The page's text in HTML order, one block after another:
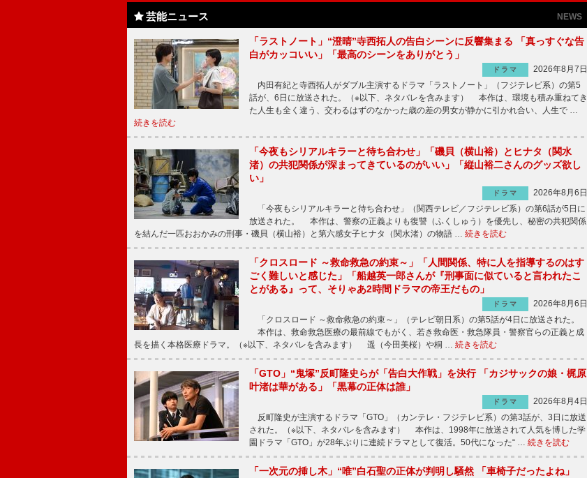
芸能ニュース NEWS
「ラストノート」“澄晴”寺西拓人の告白シーンに反響集まる 「真っすぐな告
白がカッコいい」「最高のシーンをありがとう」
ドラマ
2026年8月7日
内田有紀と寺西拓人がダブル主演するドラマ「ラストノート」（フジテレビ系）の第5
話が、6日に放送された。（※以下、ネタバレを含みます） 本作は、環境も積み重ねてき
た人生も全く違う、交わるはずのなかった歳の差の男女が静かに引かれ合い、人生で …
続きを読む
「今夜もシリアルキラーと待ち合わせ」「磯貝（横山裕）とヒナタ（関水
渚）の共犯関係が深まってきているのがいい」「縦山裕二さんのグッズ欲し
い」
ドラマ
2026年8月6日
「今夜もシリアルキラーと待ち合わせ」（関西テレビ／フジテレビ系）の第6話が5日に
放送された。 本作は、警察の正義よりも復讐（ふくしゅう）を優先し、秘密の共犯関係
を結んだ一匹おおかみの刑事・磯貝（横山裕）と第六感女子ヒナタ（関水渚）の物語 … 続きを読む
「クロスロード ～救命救急の約束～」「人間関係、特に人を指導するのはす
ごく難しいと感じた」「船越英一郎さんが『刑事面に似ていると言われたこ
とがある』って、そりゃあ2時間ドラマの帝王だもの」
ドラマ
2026年8月6日
「クロスロード ～救命救急の約束～」（テレビ朝日系）の第5話が4日に放送された。
本作は、救命救急医療の最前線でもがく、若き救命医・救急隊員・警察官らの正義と成
長を描く本格医療ドラマ。（※以下、ネタバレを含みます） 遥（今田美桜）や桐 … 続きを読む
「GTO」“鬼塚”反町隆史らが「告白大作戦」を決行 「カジサックの娘・梶原
叶渚は華がある」「黒幕の正体は誰」
ドラマ
2026年8月4日
反町隆史が主演するドラマ「GTO」（カンテレ・フジテレビ系）の第3話が、3日に放送
された。（※以下、ネタバレを含みます） 本作は、1998年に放送されて人気を博した学
園ドラマ「GTO」が28年ぶりに連続ドラマとして復活。50代になった“ … 続きを読む
「一次元の挿し木」“唯”白石聖の正体が判明し騒然 「車椅子だったよね」